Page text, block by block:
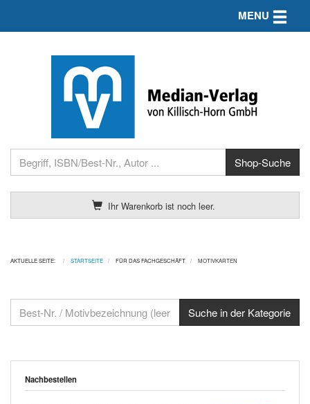
Ihr Warenkorb ist noch leer.
MENU Toggle
AKTUELLE SEITE: STARTSEITE FÜR DAS FACHGESCHÄFT MOTIVKARTEN
Nachbestellen